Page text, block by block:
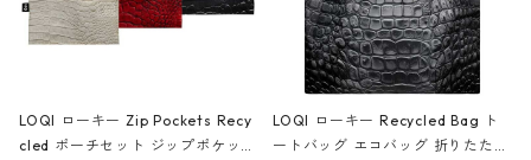
LOQI ローキー Zip Pockets Recy
cled ポーチセット ジップポケット
LOQI ローキー Recycled Bag ト
ートバッグ エコバッグ 折りたたみ